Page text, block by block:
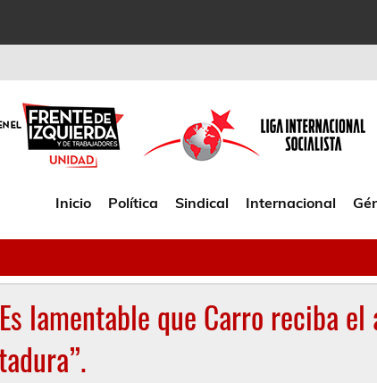
Inicio Política Sindical Internacional
lamentable que Carro reciba el